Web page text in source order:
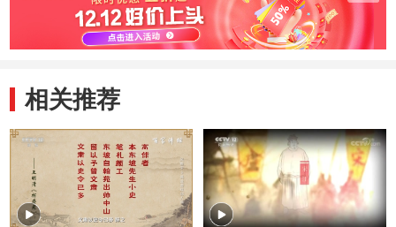
相关推荐